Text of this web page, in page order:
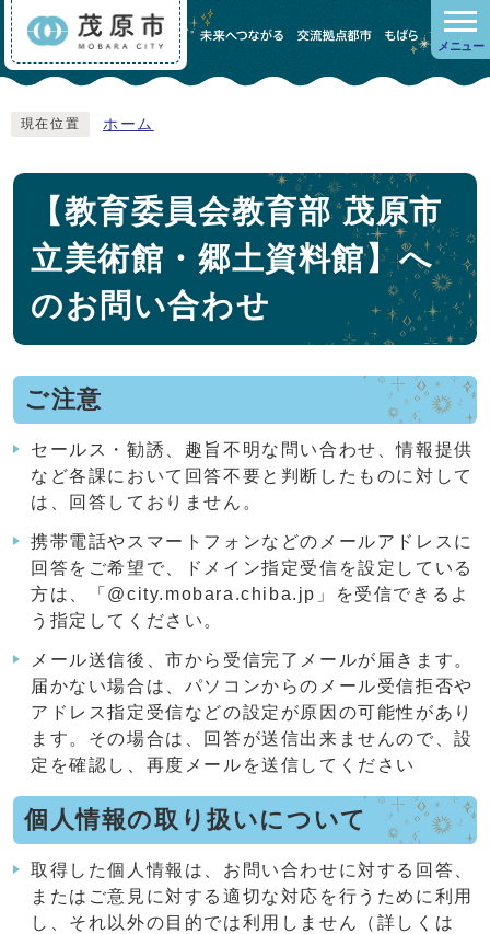
メニュー
現在位置 ホーム
【教育委員会教育部 茂原市
立美術館・郷土資料館】へ
のお問い合わせ
ご注意
セールス・勧誘、趣旨不明な問い合わせ、情報提供
など各課において回答不要と判断したものに対して
は、回答しておりません。
携帯電話やスマートフォンなどのメールアドレスに
回答をご希望で、ドメイン指定受信を設定している
方は、「@city.mobara.chiba.jp」を受信できるよ
う指定してください。
メール送信後、市から受信完了メールが届きます。
届かない場合は、パソコンからのメール受信拒否や
アドレス指定受信などの設定が原因の可能性があり
ます。その場合は、回答が送信出来ませんので、設
定を確認し、再度メールを送信してください
個人情報の取り扱いについて
取得した個人情報は、お問い合わせに対する回答、
またはご意見に対する適切な対応を行うために利用
し、それ以外の目的では利用しません（詳しくは